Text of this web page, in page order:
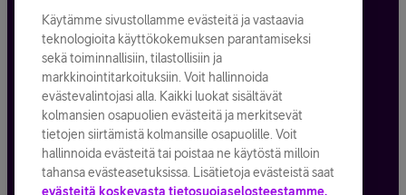
Tilauksen peruuttaminen
Käyttöehdot
Evästeiden käyttö
Toimitusehdot ja palvelukuvaukset
Käytämme sivustollamme evästeitä ja vastaavia
teknologioita käyttökokemuksen parantamiseksi
sekä toiminnallisiin, tilastollisiin ja
markkinointitarkoituksiin. Voit hallinnoida
evästevalintojasi alla. Kaikki luokat sisältävät
kolmansien osapuolien evästeitä ja merkitsevät
tietojen siirtämistä kolmansille osapuolille. Voit
hallinnoida evästeitä tai poistaa ne käytöstä milloin
tahansa evästeasetuksissa. Lisätietoja evästeistä saat
evästeitä koskevasta tietosuojaselosteestamme.